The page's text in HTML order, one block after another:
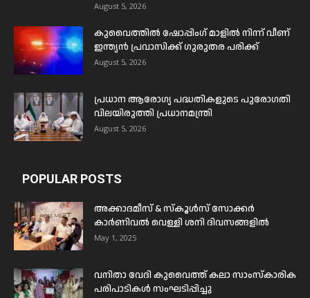
August 5, 2026
കുവൈത്തിൽ ഷോപ്പിംഗ് മാളിൽ നിന്ന് വീണ്
ഇന്ത്യൻ പ്രവാസിക്ക് ഗുരുതര പരിക്ക്
August 5, 2026
പ്രധാന ആരോഗ്യ പദ്ധതികളുടെ പുരോഗതി
വിലയിരുത്തി പ്രധാനമന്ത്രി
August 5, 2026
POPULAR POSTS
അക്കാദമീസ് & സ്കൂൾസ് സോക്കർ
കാർണിവൽ വെള്ളി ശനി ദിവസങ്ങളിൽ
May 1, 2025
വനിതാ വേദി കുവൈത്ത് കലാ സാംസ്കാരിക
പരിപാടികൾ സംഘടിപ്പിച്ചു